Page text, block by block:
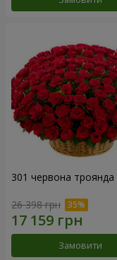
301 червона троянда
26 398 грн
Замовити